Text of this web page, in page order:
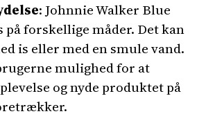
: Johnnie Walker Blue
på forskellige måder. Det kan
is eller med en smule vand.
mulighed for at
og nyde produktet på